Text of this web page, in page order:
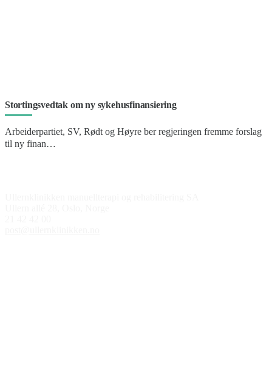
Stortingsvedtak om ny sykehusfinansiering
Arbeiderpartiet, SV, Rødt og Høyre ber regjeringen fremme forslag
til ny finan…